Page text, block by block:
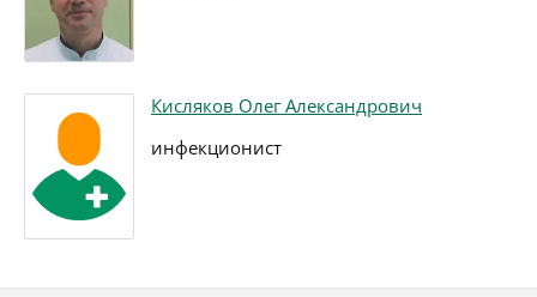
Кисляков Олег Александрович
инфекционист